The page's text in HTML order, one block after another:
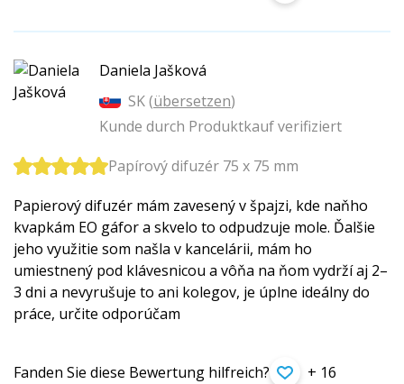
Daniela Jašková
SK (übersetzen)
Kunde durch Produktkauf verifiziert
Papírový difuzér 75 x 75 mm
Papierový difuzér mám zavesený v špajzi, kde naňho
kvapkám EO gáfor a skvelo to odpudzuje mole. Ďalšie
jeho využitie som našla v kancelárii, mám ho
umiestnený pod klávesnicou a vôňa na ňom vydrží aj 2–
3 dni a nevyrušuje to ani kolegov, je úplne ideálny do
práce, určite odporúčam
Fanden Sie diese Bewertung hilfreich? + 16